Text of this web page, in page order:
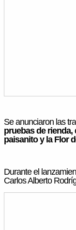
Se anunciaron las
pruebas de
paisanito y la Flor
Durante el
Carlos Alberto